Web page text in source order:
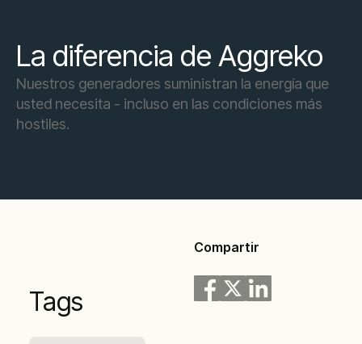
La diferencia de Aggreko
Nuestros generadores suministran la energía que
usted necesita - incluso en las condiciones más
hostiles.
Tags
Compartir